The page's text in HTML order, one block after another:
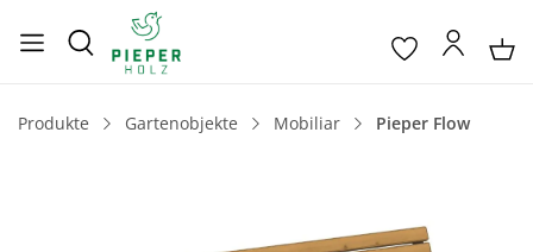
Produkte Gartenobjekte Mobiliar Pieper Flow